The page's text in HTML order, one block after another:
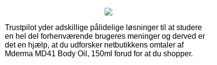
Trustpilot yder adskillige pålidelige løsninger til at studere
en hel del forhenværende brugeres meninger og derved er
det en hjælp, at du udforsker netbutikkens omtaler af
Mderma MD41 Body Oil, 150ml forud for at du shopper.